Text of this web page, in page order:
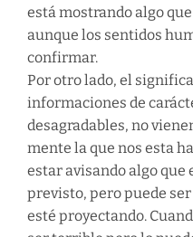
está mostrando algo
aunque los sentidos
confirmar.
Por otro lado, el
informaciones de
desagradables, no
mente la que nos esta
estar avisando algo
previsto, pero puede
esté proyectando.